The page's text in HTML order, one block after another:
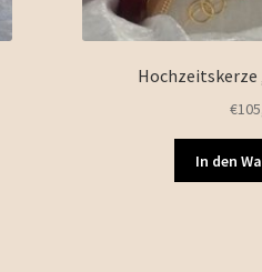
€
In den